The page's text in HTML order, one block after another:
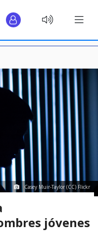
Casey Muir-Taylor (CC) Flickr
jóvenes